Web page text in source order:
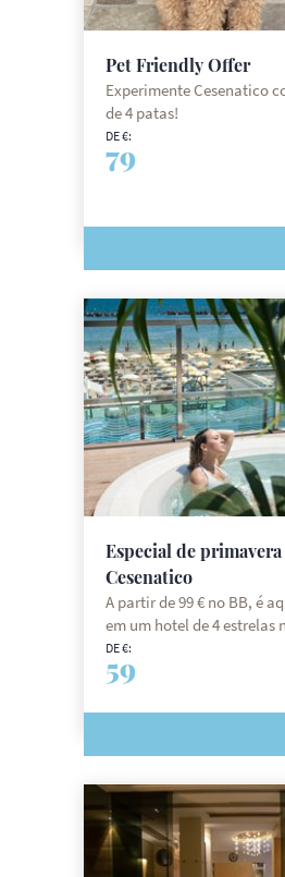
Pet Friendly Offer
Experimente Cesenatico
de 4 patas!
DE €:
79
Especial de primavera
Cesenatico
A partir de 99 € no BB, é
em um hotel de 4 estrelas
DE €:
59